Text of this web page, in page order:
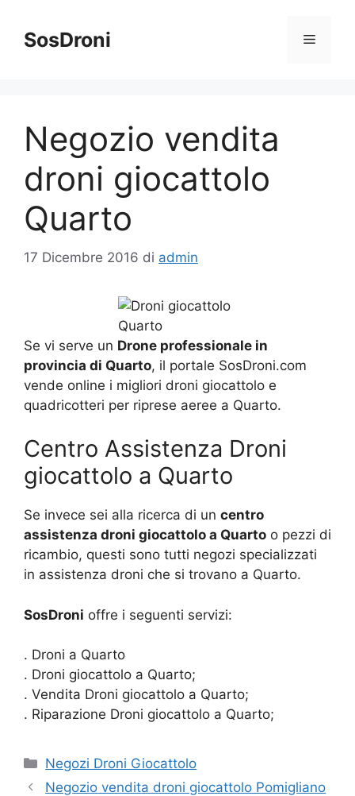
contenuto
SosDroni Menu
Negozio vendita
droni giocattolo
Quarto
17 Dicembre 2016 di admin
Se vi serve un Drone professionale in
provincia di Quarto, il portale SosDroni.com
vende online i migliori droni giocattolo e
quadricotteri per riprese aeree a Quarto.
Centro Assistenza Droni
giocattolo a Quarto
Se invece sei alla ricerca di un centro
assistenza droni giocattolo a Quarto o pezzi di
ricambio, questi sono tutti negozi specializzati
in assistenza droni che si trovano a Quarto.
SosDroni offre i seguenti servizi:
. Droni a Quarto
. Droni giocattolo a Quarto;
. Vendita Droni giocattolo a Quarto;
. Riparazione Droni giocattolo a Quarto;
Categorie
Negozi Droni Giocattolo
Negozio vendita droni giocattolo Pomigliano